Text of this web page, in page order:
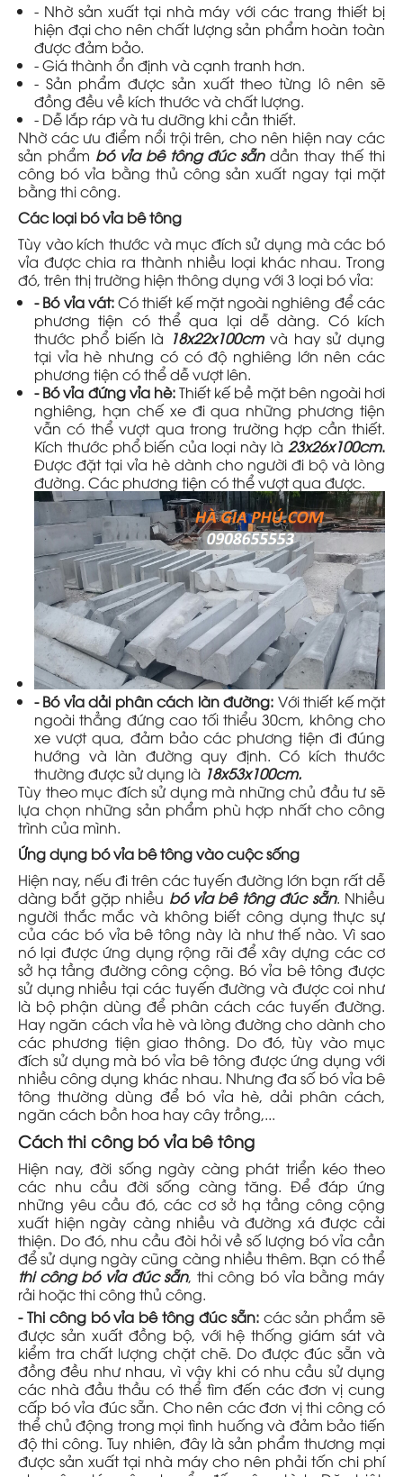
- Nhờ sản xuất tại nhà máy với các trang thiết bị
hiện đại cho nên chất lượng sản phẩm hoàn toàn
được đảm bảo.
- Giá thành ổn định và cạnh tranh hơn.
- Sản phẩm được sản xuất theo từng lô nên sẽ
đồng đều về kích thước và chất lượng.
- Dễ lắp ráp và tu dưỡng khi cần thiết.
Nhờ các ưu điểm nổi trội trên, cho nên hiện nay các
sản phẩm bó vỉa bê tông đúc sẵndần thay thế thi
công bó vỉa bằng thủ công sản xuất ngay tại mặt
bằng thi công.
Các loại bó vỉa bê tông
Tùy vào kích thước và mục đích sử dụng mà các bó
vỉa được chia ra thành nhiều loại khác nhau. Trong
đó, trên thị trường hiện thông dụng với 3 loại bó vỉa:
- Bó vỉa vát:Có thiết kế mặt ngoài nghiêng để các
phương tiện có thể qua lại dễ dàng. Có kích
thước phổ biến là 18x22x100cmvà hay sử dụng
tại vỉa hè nhưng có có độ nghiêng lớn nên các
phương tiện có thể dễ vượt lên.
- Bó vỉa đứng vỉa hè:Thiết kế bề mặt bên ngoài hơi
nghiêng, hạn chế xe đi qua những phương tiện
vẫn có thể vượt qua trong trường hợp cần thiết.
Kích thước phổ biến của loại này là 23x26x100cm.
Được đặt tại vỉa hè dành cho người đi bộ và lòng
đường. Các phương tiện có thể vượt qua được.
- Bó vỉa dải phân cách làn đường: Với thiết kế mặt
ngoài thẳng đứng cao tối thiểu 30cm, không cho
xe vượt qua, đảm bảo các phương tiện đi đúng
hướng và làn đường quy định. Có kích thước
thường được sử dụng là 18x53x100cm.
Tùy theo mục đích sử dụng mà những chủ đầu tư sẽ
lựa chọn những sản phẩm phù hợp nhất cho công
trình của mình.
Ứng dụng bó vỉa bê tông vào cuộc sống
Hiện nay, nếu đi trên các tuyến đường lớn bạn rất dễ
dàng bắt gặp nhiều bó vỉa bê tông đúc sẵn. Nhiều
người thắc mắc và không biết công dụng thực sự
của các bó vỉa bê tông này là như thế nào. Vì sao
nó lại được ứng dụng rộng rãi để xây dựng các cơ
sở hạ tầng đường công cộng. Bó vỉa bê tông được
sử dụng nhiều tại các tuyến đường và được coi như
là bộ phận dùng để phân cách các tuyến đường.
Hay ngăn cách vỉa hè và lòng đường cho dành cho
các phương tiện giao thông. Do đó, tùy vào mục
đích sử dụng mà bó vỉa bê tông được ứng dụng với
nhiều công dụng khác nhau. Nhưng đa số bó vỉa bê
tông thường dùng để bó vỉa hè, dải phân cách,
ngăn cách bồn hoa hay cây trồng,...
Cách thi công bó vỉa bê tông
Hiện nay, đời sống ngày càng phát triển kéo theo
các nhu cầu đời sống càng tăng. Để đáp ứng
những yêu cầu đó, các cơ sở hạ tầng công cộng
xuất hiện ngày càng nhiều và đường xá được cải
thiện. Do đó, nhu cầu đòi hỏi về số lượng bó vỉa cần
để sử dụng ngày cũng càng nhiều thêm. Bạn có thể
thi công bó vỉa đúc sẵn, thi công bó vỉa bằng máy
rải hoặc thi công thủ công.
- Thi công bó vỉa bê tông đúc sẵn: các sản phẩm sẽ
được sản xuất đồng bộ, với hệ thống giám sát và
kiểm tra chất lượng chặt chẽ. Do được đúc sẵn và
đồng đều như nhau, vì vậy khi có nhu cầu sử dụng
các nhà đầu thầu có thể tìm đến các đơn vị cung
cấp bó vỉa đúc sẵn. Cho nên các đơn vị thi công có
thể chủ động trong mọi tình huống và đảm bảo tiến
độ thi công. Tuy nhiên, đây là sản phẩm thương mại
được sản xuất tại nhà máy cho nên phải tốn chi phí